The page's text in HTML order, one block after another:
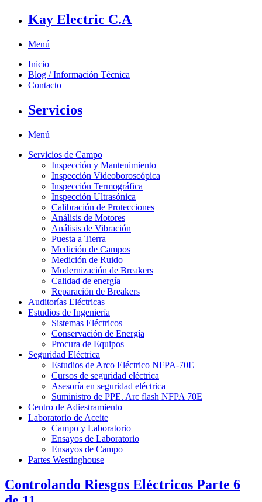
Kay Electric C.A
Menú
Inicio
Blog / Información Técnica
Contacto
Servicios
Menú
Servicios de Campo
Inspección y Mantenimiento
Inspección Videoboroscópica
Inspección Termográfica
Inspección Ultrasónica
Calibración de Protecciones
Análisis de Motores
Análisis de Vibración
Puesta a Tierra
Medición de Campos
Medición de Ruido
Modernización de Breakers
Calidad de energía
Reparación de Breakers
Auditorías Eléctricas
Estudios de Ingeniería
Sistemas Eléctricos
Conservación de Energía
Procura de Equipos
Seguridad Eléctrica
Estudios de Arco Eléctrico NFPA-70E
Cursos de seguridad eléctrica
Asesoría en seguridad eléctrica
Suministro de PPE. Arc flash NFPA 70E
Centro de Adiestramiento
Laboratorio de Aceite
Campo y Laboratorio
Ensayos de Laboratorio
Ensayos de Campo
Partes Westinghouse
Controlando Riesgos Eléctricos Parte 6